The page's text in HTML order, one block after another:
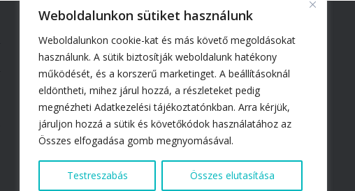
Weboldalunkon sütiket használunk
Weboldalunkon cookie-kat és más követő megoldásokat
használunk. A sütik biztosítják weboldalunk hatékony
működését, és a korszerű marketinget. A beállításoknál
eldöntheti, mihez járul hozzá, a részleteket pedig
megnézheti Adatkezelési tájékoztatónkban. Arra kérjük,
járuljon hozzá a sütik és követőkódok használatához az
Összes elfogadása gomb megnyomásával.
Testreszabás Összes elutasítása
ELÉRHETŐSÉGEINK
Tel:+36 30 073 7349
Email:debrecen@turbohair.hu
Cím:4026 Debrecen, Hunyadi János utca 22.
(bejárat a Medicover mellett)